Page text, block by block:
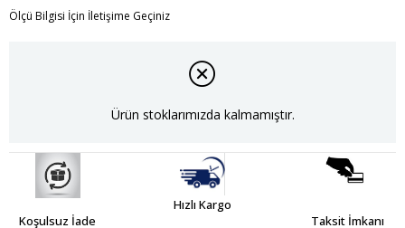
Ölçü Bilgisi İçin İletişime Geçiniz
Ürün stoklarımızda kalmamıştır.
Koşulsuz İade
Hızlı Kargo
Taksit İmkanı